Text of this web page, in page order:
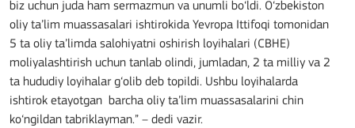
biz uchun juda ham sermazmun va unumli bo‘ldi. O‘zbekiston
oliy ta’lim muassasalari ishtirokida Yevropa Ittifoqi tomonidan
5 ta oliy ta’limda salohiyatni oshirish loyihalari (CBHE)
moliyalashtirish uchun tanlab olindi, jumladan, 2 ta milliy va 2
ta hududiy loyihalar g‘olib deb topildi. Ushbu loyihalarda
ishtirok etayotgan barcha oliy ta’lim muassasalarini chin
ko‘ngildan tabriklayman.” – dedi vazir.